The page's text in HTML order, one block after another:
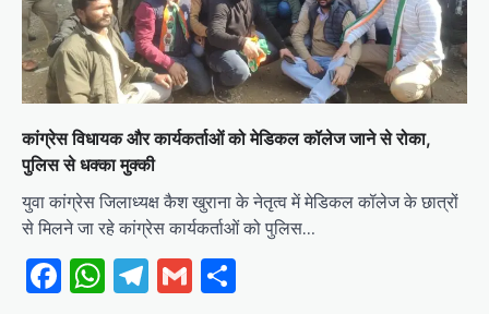
कांग्रेस विधायक और कार्यकर्ताओं को मेडिकल कॉलेज जाने से रोका,
पुलिस से धक्का मुक्की
युवा कांग्रेस जिलाध्यक्ष कैश खुराना के नेतृत्व में मेडिकल कॉलेज के छात्रों
से मिलने जा रहे कांग्रेस कार्यकर्ताओं को पुलिस…
Facebook
WhatsApp
Telegram
Gmail